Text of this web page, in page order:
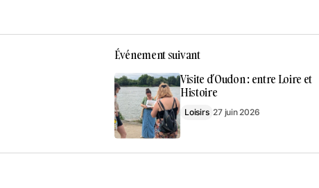
Événement suivant
Visite d’Oudon : entre Loire et
Histoire
Loisirs 27 juin 2026